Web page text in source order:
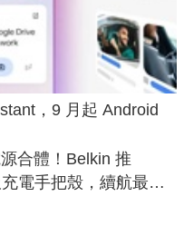
，9 月起 Android
合體！Belkin 推
電手把殼，續航最高